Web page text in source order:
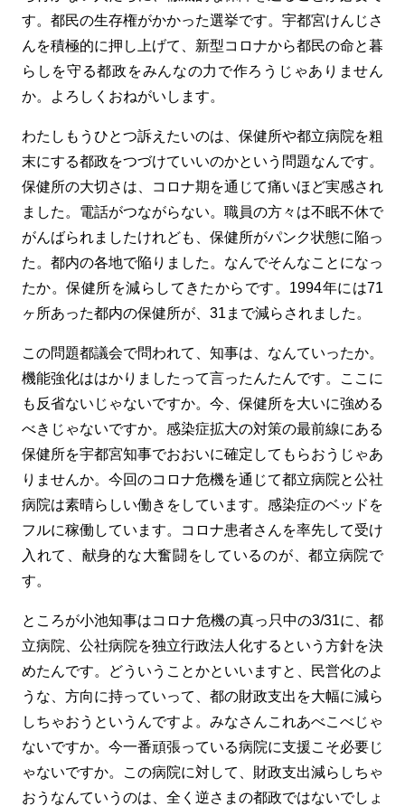
す。都民の生存権がかかった選挙です。宇都宮けんじさ
んを積極的に押し上げて、新型コロナから都民の命と暮
らしを守る都政をみんなの力で作ろうじゃありません
か。よろしくおねがいします。
わたしもうひとつ訴えたいのは、保健所や都立病院を粗
末にする都政をつづけていいのかという問題なんです。
保健所の大切さは、コロナ期を通じて痛いほど実感され
ました。電話がつながらない。職員の方々は不眠不休で
がんばられましたけれども、保健所がパンク状態に陥っ
た。都内の各地で陥りました。なんでそんなことになっ
たか。保健所を減らしてきたからです。1994年には71
ヶ所あった都内の保健所が、31まで減らされました。
この問題都議会で問われて、知事は、なんていったか。
機能強化ははかりましたって言ったんたんです。ここに
も反省ないじゃないですか。今、保健所を大いに強める
べきじゃないですか。感染症拡大の対策の最前線にある
保健所を宇都宮知事でおおいに確定してもらおうじゃあ
りませんか。今回のコロナ危機を通じて都立病院と公社
病院は素晴らしい働きをしています。感染症のベッドを
フルに稼働しています。コロナ患者さんを率先して受け
入れて、献身的な大奮闘をしているのが、都立病院で
す。
ところが小池知事はコロナ危機の真っ只中の3/31に、都
立病院、公社病院を独立行政法人化するという方針を決
めたんです。どういうことかといいますと、民営化のよ
うな、方向に持っていって、都の財政支出を大幅に減ら
しちゃおうというんですよ。みなさんこれあべこべじゃ
ないですか。今一番頑張っている病院に支援こそ必要じ
ゃないですか。この病院に対して、財政支出減らしちゃ
おうなんていうのは、全く逆さまの都政ではないでしょ